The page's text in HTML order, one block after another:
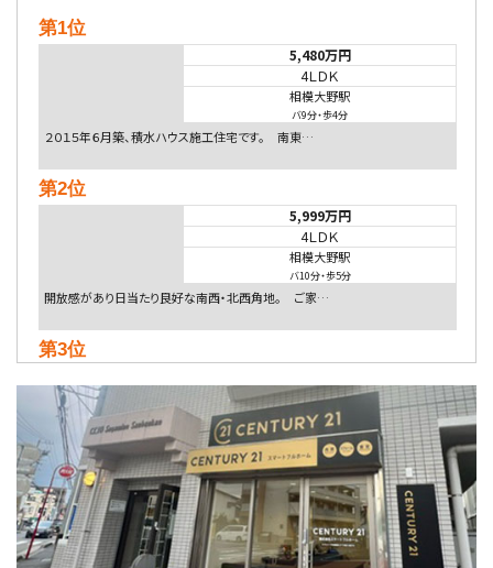
第1位
5,480万円
4ＬＤＫ
相模大野駅
バ9分・歩4分
２０１５年６月築、積水ハウス施工住宅です。 南東…
第2位
5,999万円
4ＬＤＫ
相模大野駅
バ10分・歩5分
開放感があり日当たり良好な南西・北西角地。 ご家…
第3位
4ＬＤＫ
淵野辺駅
歩17分
南側道路に面しており日当たり良好。 キッチンから…
第4位
3,680万円
4ＳＬＤＫ